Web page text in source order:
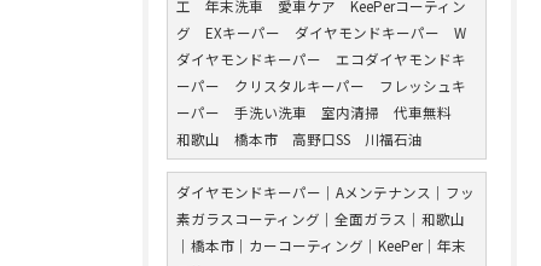
工 年末洗車 愛車ケア KeePerコーティン
グ EXキーパー ダイヤモンドキーパー W
ダイヤモンドキーパー エコダイヤモンドキ
ーパー クリスタルキーパー フレッシュキ
ーパー 手洗い洗車 室内清掃 代車無料
和歌山 橋本市 高野口SS 川福石油
ダイヤモンドキーパー｜Aメンテナンス｜フッ
素ガラスコーティング｜全面ガラス｜和歌山
｜橋本市｜カーコーティング｜KeePer｜年末